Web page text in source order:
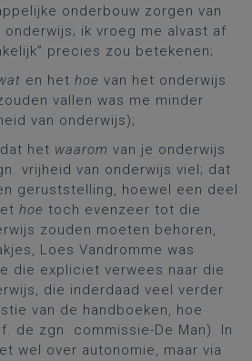
onderbouw zorgen van
ik vroeg me alvast af
precies zou betekenen;
en het hoe van het onderwijs
vallen was me minder
van onderwijs);
het waarom van je onderwijs
vrijheid van onderwijs viel; dat
geruststelling, hoewel een deel
hoe toch evenzeer tot die
zouden moeten behoren,
Loes Vandromme was
die expliciet verwees naar die
die inderdaad veel verder
van de handboeken, hoe
de zgn. commissie-De Man). In
wel over autonomie, maar via